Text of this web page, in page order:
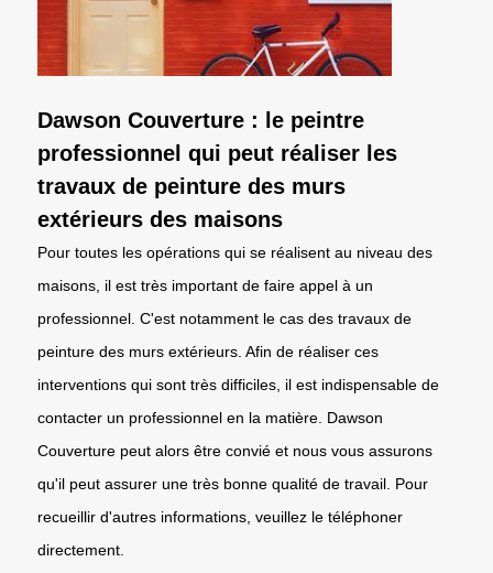
Dawson Couverture : le peintre
professionnel qui peut réaliser les
travaux de peinture des murs
extérieurs des maisons
Pour toutes les opérations qui se réalisent au niveau des
maisons, il est très important de faire appel à un
professionnel. C'est notamment le cas des travaux de
peinture des murs extérieurs. Afin de réaliser ces
interventions qui sont très difficiles, il est indispensable de
contacter un professionnel en la matière. Dawson
Couverture peut alors être convié et nous vous assurons
qu'il peut assurer une très bonne qualité de travail. Pour
recueillir d'autres informations, veuillez le téléphoner
directement.